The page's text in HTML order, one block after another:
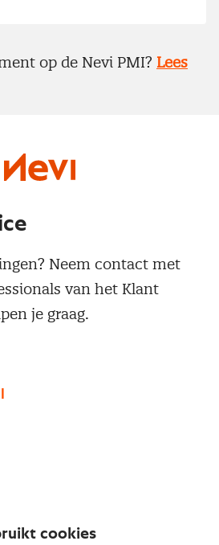
op de Nevi PMI? Lees
Neem contact met
van het Klant
je graag.
cookies